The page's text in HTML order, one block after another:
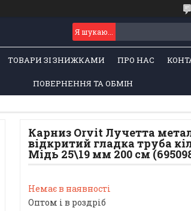
ТОВАРИ ЗІ ЗНИЖКАМИ ПРО НАС
ПОВЕРНЕННЯ ТА ОБМІН
Карниз Orvit Лучетта
відкритий гладка труба
Мідь 25\19 мм 200 см
Немає в наявності
Оптом і в роздріб